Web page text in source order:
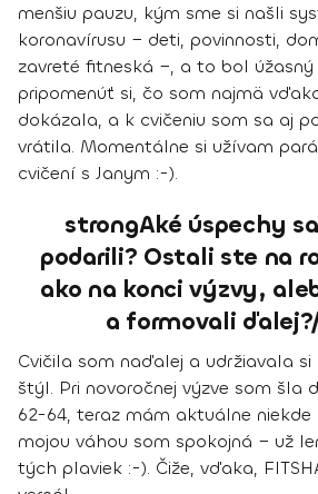
menšiu pauzu, kým sme si našli
koronavírusu − deti, povinnosti,
zavreté fitneská −, a to bol
pripomenúť si, čo som najmä
dokázala, a k cvičeniu som sa aj
vrátila. Momentálne si užívam
cvičení s Janym :-).
strongAké úspechy
podarili? Ostali ste na
ako na konci výzvy,
a formovali
Cvičila som naďalej a udržiavala
štýl. Pri novoročnej výzve som šla
62-64, teraz mám aktuálne
mojou váhou som spokojná − už
tých plaviek :-). Čiže, vďaka,